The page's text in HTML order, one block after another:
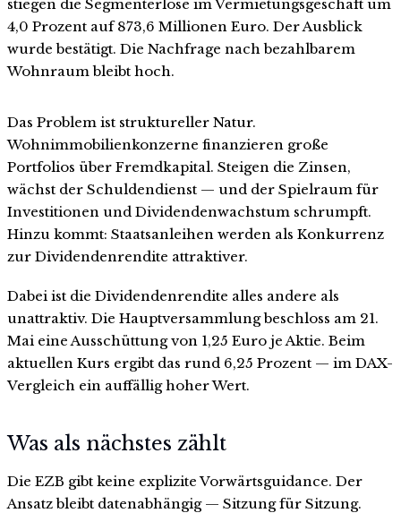
stiegen die Segmenterlöse im Vermietungsgeschäft um
4,0 Prozent auf 873,6 Millionen Euro. Der Ausblick
wurde bestätigt. Die Nachfrage nach bezahlbarem
Wohnraum bleibt hoch.
Das Problem ist struktureller Natur.
Wohnimmobilienkonzerne finanzieren große
Portfolios über Fremdkapital. Steigen die Zinsen,
wächst der Schuldendienst — und der Spielraum für
Investitionen und Dividendenwachstum schrumpft.
Hinzu kommt: Staatsanleihen werden als Konkurrenz
zur Dividendenrendite attraktiver.
Dabei ist die Dividendenrendite alles andere als
unattraktiv. Die Hauptversammlung beschloss am 21.
Mai eine Ausschüttung von 1,25 Euro je Aktie. Beim
aktuellen Kurs ergibt das rund 6,25 Prozent — im DAX-
Vergleich ein auffällig hoher Wert.
Was als nächstes zählt
Die EZB gibt keine explizite Vorwärtsguidance. Der
Ansatz bleibt datenabhängig — Sitzung für Sitzung.